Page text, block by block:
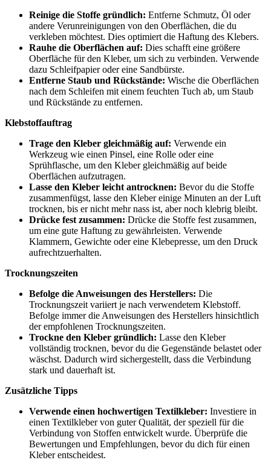
Reinige die Stoffe gründlich: Entferne Schmutz, Öl oder
andere Verunreinigungen von den Oberflächen, die du
verkleben möchtest. Dies optimiert die Haftung des Klebers.
Rauhe die Oberflächen auf: Dies schafft eine größere
Oberfläche für den Kleber, um sich zu verbinden. Verwende
dazu Schleifpapier oder eine Sandbürste.
Entferne Staub und Rückstände: Wische die Oberflächen
nach dem Schleifen mit einem feuchten Tuch ab, um Staub
und Rückstände zu entfernen.
Klebstoffauftrag
Trage den Kleber gleichmäßig auf: Verwende ein
Werkzeug wie einen Pinsel, eine Rolle oder eine
Sprühflasche, um den Kleber gleichmäßig auf beide
Oberflächen aufzutragen.
Lasse den Kleber leicht antrocknen: Bevor du die Stoffe
zusammenfügst, lasse den Kleber einige Minuten an der Luft
trocknen, bis er nicht mehr nass ist, aber noch klebrig bleibt.
Drücke fest zusammen: Drücke die Stoffe fest zusammen,
um eine gute Haftung zu gewährleisten. Verwende
Klammern, Gewichte oder eine Klebepresse, um den Druck
aufrechtzuerhalten.
Trocknungszeiten
Befolge die Anweisungen des Herstellers: Die
Trocknungszeit variiert je nach verwendetem Klebstoff.
Befolge immer die Anweisungen des Herstellers hinsichtlich
der empfohlenen Trocknungszeiten.
Trockne den Kleber gründlich: Lasse den Kleber
vollständig trocknen, bevor du die Gegenstände belastet oder
wäschst. Dadurch wird sichergestellt, dass die Verbindung
stark und dauerhaft ist.
Zusätzliche Tipps
Verwende einen hochwertigen Textilkleber: Investiere in
einen Textilkleber von guter Qualität, der speziell für die
Verbindung von Stoffen entwickelt wurde. Überprüfe die
Bewertungen und Empfehlungen, bevor du dich für einen
Kleber entscheidest.